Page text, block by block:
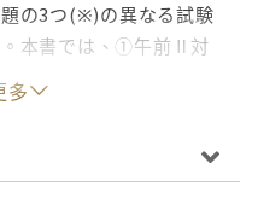
の3つ(※)の異なる試験
。本書では、①午前Ⅱ対
、キーフレーズについ
きるよう解説+再出題可
対策―いかなる問題が
ニック「三段跳び法」
多